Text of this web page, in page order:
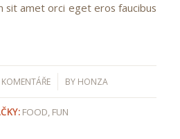
sit amet orci eget eros faucibus
/ BY HONZA
FOOD, FUN